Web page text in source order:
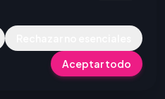
Aceptar todo
reservados.